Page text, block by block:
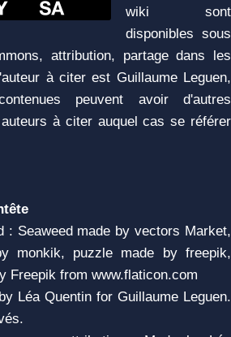
wiki sont
disponibles sous
attribution, partage dans les
à citer est Guillaume Leguen,
peuvent avoir d'autres
à citer auquel cas se référer
: Seaweed made by vectors Market,
monkik, puzzle made by freepik,
Freepik from www.flaticon.com
Léa Quentin for Guillaume Leguen.